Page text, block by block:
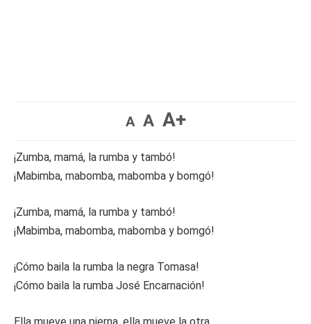
A A A+
¡Zumba, mamá, la rumba y tambó!
¡Mabimba, mabomba, mabomba y bomgó!
¡Zumba, mamá, la rumba y tambó!
¡Mabimba, mabomba, mabomba y bomgó!
¡Cómo baila la rumba la negra Tomasa!
¡Cómo baila la rumba José Encarnación!